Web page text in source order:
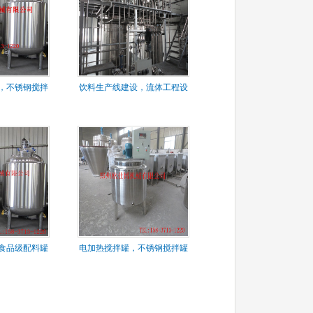
不锈钢搅拌 饮料生产线建设，流体工程设
品级配料罐 电加热搅拌罐，不锈钢搅拌罐